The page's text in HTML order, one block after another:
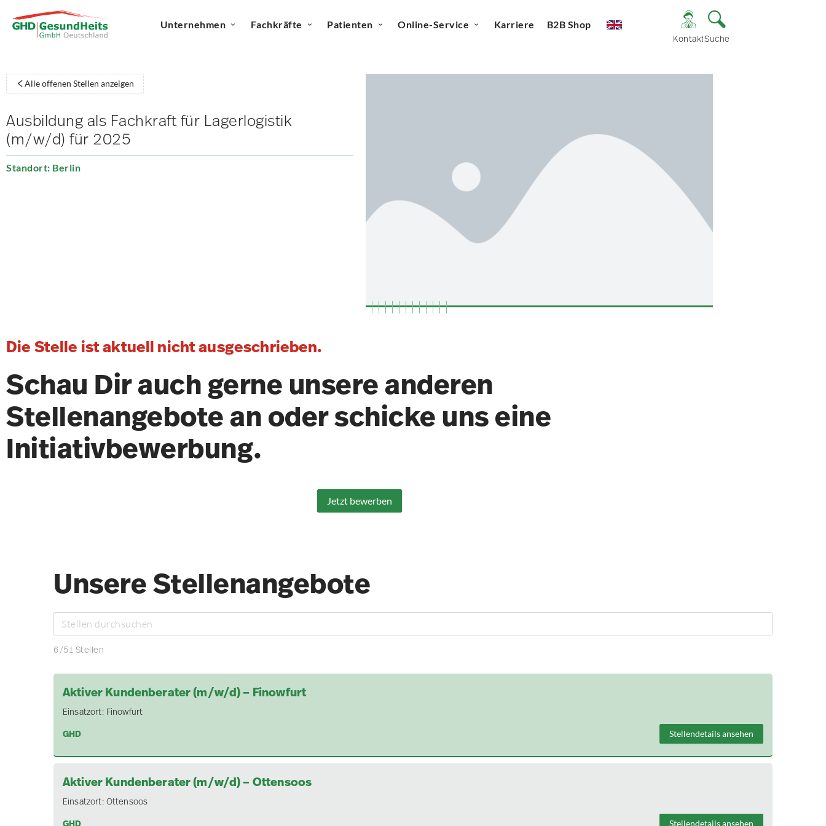
Unternehmen Fachkräfte Patienten Online-Service Karriere B2B Shop
KontaktSuche
Alle offenen Stellen anzeigen
Ausbildung als Fachkraft für Lagerlogistik
(m/w/d) für 2025
Standort: Berlin
Die Stelle ist aktuell nicht ausgeschrieben.
Schau Dir auch gerne unsere anderen
Stellenangebote an oder schicke uns eine
Initiativbewerbung.
Jetzt bewerben
Unsere Stellenangebote
6/51 Stellen
Aktiver Kundenberater (m/w/d) – Finowfurt
Einsatzort: Finowfurt
GHD
Stellendetails ansehen
Aktiver Kundenberater (m/w/d) – Ottensoos
Einsatzort: Ottensoos
Stellendetails ansehen